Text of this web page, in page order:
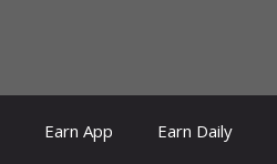
Earn App Earn Daily